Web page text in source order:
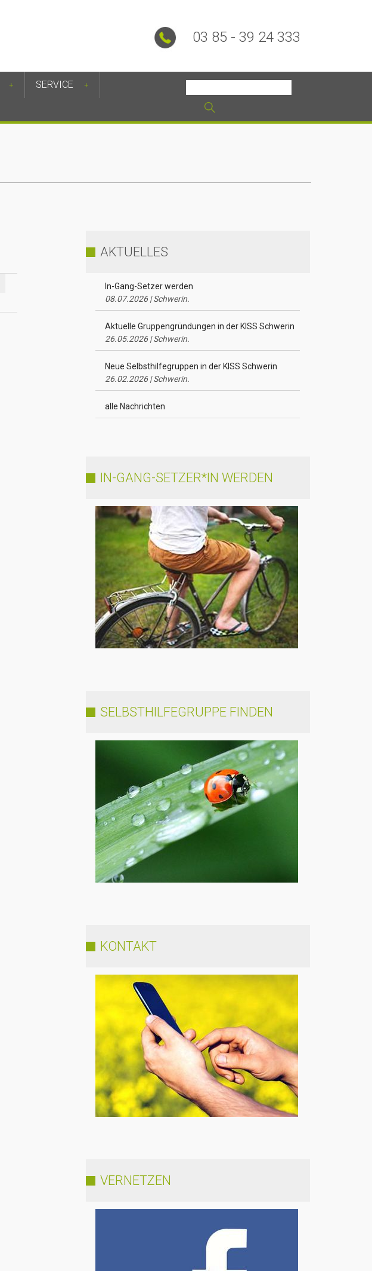
03 85 - 39 24 333
+ SERVICE +
AKTUELLES
In-Gang-Setzer werden
08.07.2026 | Schwerin.
Aktuelle Gruppengründungen in der KISS Schwerin
26.05.2026 | Schwerin.
Neue Selbsthilfegruppen in der KISS Schwerin
26.02.2026 | Schwerin.
alle Nachrichten
IN-GANG-SETZER*IN WERDEN
SELBSTHILFEGRUPPE FINDEN
KONTAKT
VERNETZEN